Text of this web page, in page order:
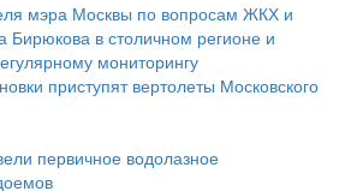
мэра Москвы по вопросам ЖКХ и
Бирюкова в столичном регионе и
мониторингу
приступят вертолеты Московского